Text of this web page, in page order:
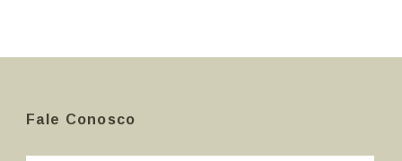
Fale Conosco